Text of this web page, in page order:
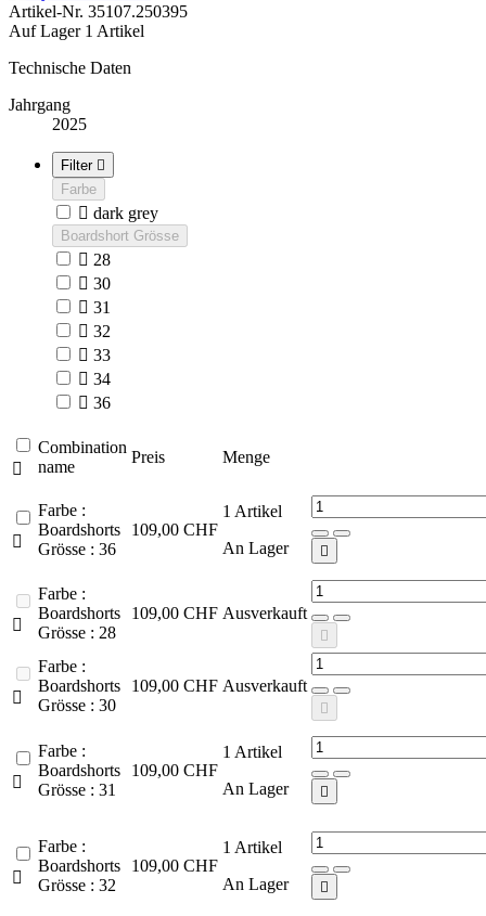
Artikel-Nr. 35107.250395
Auf Lager 1 Artikel
Technische Daten
Jahrgang
2025
Filter 
Farbe
 dark grey
Boardshort Grösse
 28
 30
 31
 32
 33
 34
 36

Combination
name
Preis Menge

Farbe :
Boardshorts
Grösse : 36
109,00 CHF
1 Artikel
An Lager


Farbe :
Boardshorts
Grösse : 28
109,00 CHF Ausverkauft


Farbe :
Boardshorts
Grösse : 30
109,00 CHF Ausverkauft


Farbe :
Boardshorts
Grösse : 31
109,00 CHF
1 Artikel
An Lager


Farbe :
Boardshorts
Grösse : 32
109,00 CHF
1 Artikel
An Lager
